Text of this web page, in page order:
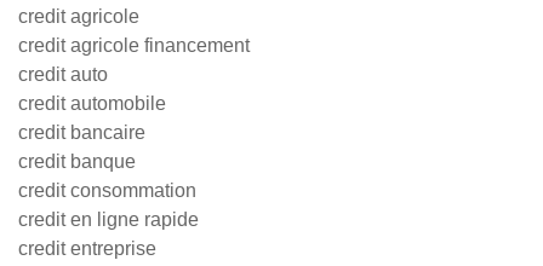
credit agricole
credit agricole financement
credit auto
credit automobile
credit bancaire
credit banque
credit consommation
credit en ligne rapide
credit entreprise